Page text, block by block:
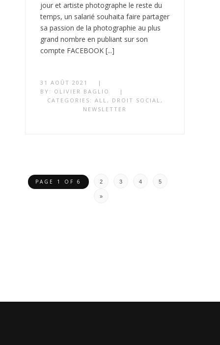
jour et artiste photographe le reste du
temps, un salarié souhaita faire partager
sa passion de la photographie au plus
grand nombre en publiant sur son
compte FACEBOOK [...]
31 AOÛT 2021
|
BY: OLIVIER BAGLIO
|
CATEGORIES: ALL , DROIT SOCIAL ,
NEWSLETTER
PAGE 1 OF 6 2 3 4 5
»